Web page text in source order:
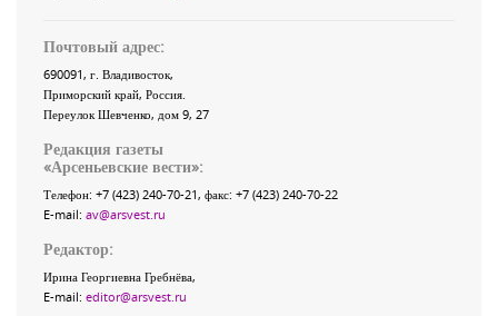
Почтовый адрес:
690091, г. Владивосток,
Приморский край, Россия
Переулок Шевченко, дом 9, 27
Редакция газеты
«Арсеньевские вести»:
Телефон: +7 (423) 240-70-21, факс: +7 (423) 240-70-22
E-mail: av@arsvest.ru
Редактор:
Ирина Георгиевна Гребнёва,
E-mail: editor@arsvest.ru